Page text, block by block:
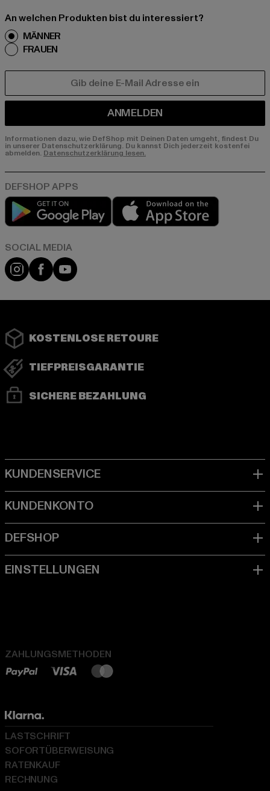
An welchen Produkten bist du interessiert?
MÄNNER
FRAUEN
ANMELDEN
Informationen dazu, wie DefShop mit Deinen Daten umgeht, findest Du
in unserer Datenschutzerklärung. Du kannst Dich jederzeit kostenfei
abmelden. Datenschutzerklärung lesen.
Play market
Instagram
FacebookYouTube
KOSTENLOSE RETOURE
TIEFPREISGARANTIE
SICHERE BEZAHLUNG
ZAHLUNGSMETHODEN
LASTSCHRIFT
SOFORTÜBERWEISUNG
RATENKAUF
RECHNUNG